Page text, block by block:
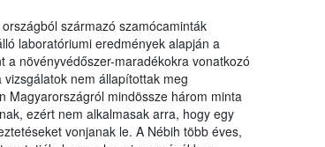
származó szamócaminták
laboratóriumi eredmények alapján a
növényvédőszer-maradékokra vonatkozó
nem állapítottak meg
Magyarországról mindössze három minta
ezért nem alkalmasak arra, hogy egy
vonjanak le. A Nébih több éves,